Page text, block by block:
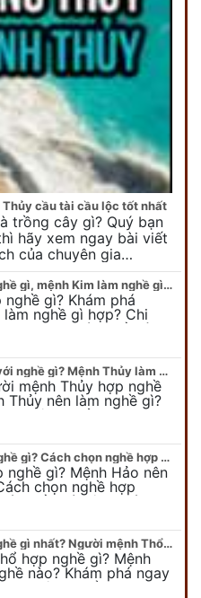
cầu tài cầu lộc tốt nhất
trồng cây gì? Quý bạn
hãy xem ngay bài viết
của chuyên gia…
Mệnh Kim hợp nghề gì, mệnh Kim làm nghề gì để #Phát Tài Lộc
nghề gì? Khám phá
làm nghề gì hợp? Chi
kim hợp với nghề gì sẽ
Mệnh Thủy hợp với nghề gì? Mệnh Thủy làm nghề gì để #Ăn nên làm ra
mệnh Thủy hợp nghề
Thủy nên làm nghề gì?
mệnh Thủy sẽ được
Mệnh Hỏa hợp nghề gì? Cách chọn nghề hợp mệnh Hỏa hút nhiều tài lộc
nghề gì? Mệnh Hảo nên
chọn nghề hợp
nhiều tài lộc. Giúp
Mệnh Thổ hợp nghề gì nhất? Người mệnh Thổ kỵ nghề gì?
hợp nghề gì? Mệnh
nào? Khám phá ngay
mệnh Thổ. Cũng như